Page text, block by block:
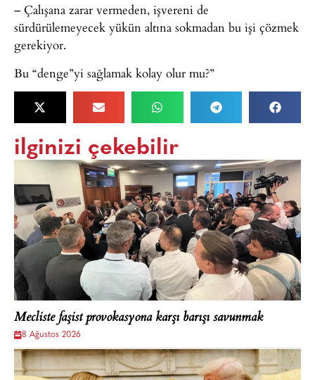
– Çalışana zarar vermeden, işvereni de
sürdürülemeyecek yükün altına sokmadan bu işi çözmek
gerekiyor.
Bu “denge”yi sağlamak kolay olur mu?”
ilginizi çekebilir
Mecliste faşist provokasyona karşı barışı savunmak
8 Ağustos 2026